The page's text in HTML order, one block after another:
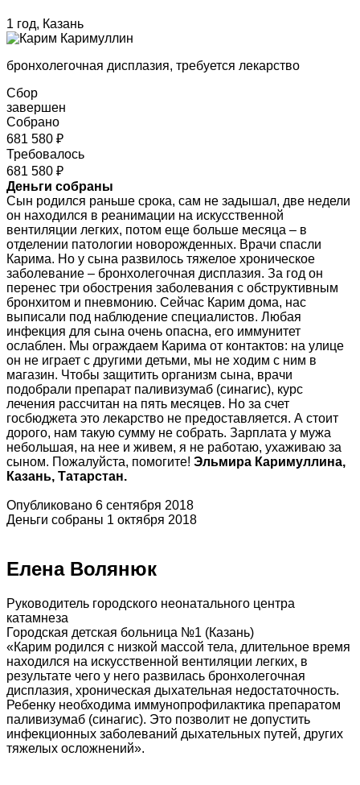
1 год, Казань
бронхолегочная дисплазия, требуется лекарство
Сбор
завершен
Собрано
681 580 ₽
Требовалось
681 580 ₽
Деньги собраны
Сын родился раньше срока, сам не задышал, две недели
он находился в реанимации на искусственной
вентиляции легких, потом еще больше месяца – в
отделении патологии новорожденных. Врачи спасли
Карима. Но у сына развилось тяжелое хроническое
заболевание – бронхолегочная дисплазия. За год он
перенес три обострения заболевания с обструктивным
бронхитом и пневмонию. Сейчас Карим дома, нас
выписали под наблюдение специалистов. Любая
инфекция для сына очень опасна, его иммунитет
ослаблен. Мы ограждаем Карима от контактов: на улице
он не играет с другими детьми, мы не ходим с ним в
магазин. Чтобы защитить организм сына, врачи
подобрали препарат паливизумаб (синагис), курс
лечения рассчитан на пять месяцев. Но за счет
госбюджета это лекарство не предоставляется. А стоит
дорого, нам такую сумму не собрать. Зарплата у мужа
небольшая, на нее и живем, я не работаю, ухаживаю за
сыном. Пожалуйста, помогите! Эльмира Каримуллина,
Казань, Татарстан.
Опубликовано 6 сентября 2018
Деньги собраны 1 октября 2018
Елена Волянюк
Руководитель городского неонатального центра
катамнеза
Городская детская больница №1 (Казань)
«Карим родился с низкой массой тела, длительное время
находился на искусственной вентиляции легких, в
результате чего у него развилась бронхолегочная
дисплазия, хроническая дыхательная недостаточность.
Ребенку необходима иммунопрофилактика препаратом
паливизумаб (синагис). Это позволит не допустить
инфекционных заболеваний дыхательных путей, других
тяжелых осложнений».